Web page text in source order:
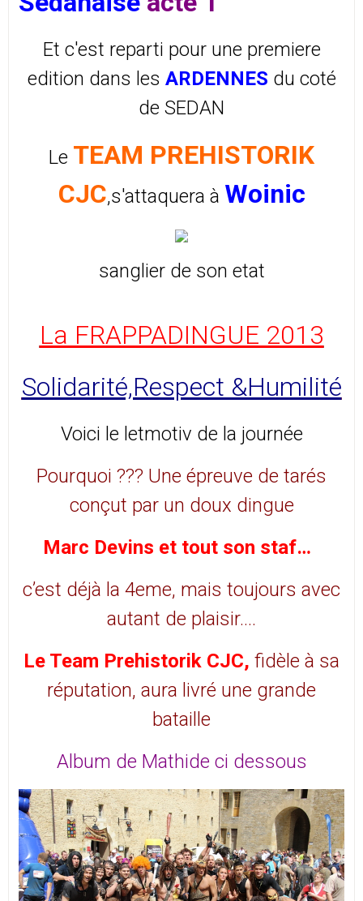
Et c'est reparti pour une premiere
edition dans les ARDENNES du coté
de SEDAN
Le TEAM PREHISTORIK
CJC,s'attaquera à Woinic
sanglier de son etat
La FRAPPADINGUE 2013
Solidarité,Respect &Humilité
Voici le letmotiv de la journée
Pourquoi ??? Une épreuve de tarés
conçut par un doux dingue
Marc Devins et tout son staf…
c’est déjà la 4eme, mais toujours avec
autant de plaisir….
Le Team Prehistorik CJC, fidèle à sa
réputation, aura livré une grande
bataille
Album de Mathide ci dessous